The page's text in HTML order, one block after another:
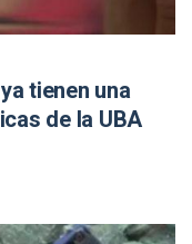
tienen una
de la UBA